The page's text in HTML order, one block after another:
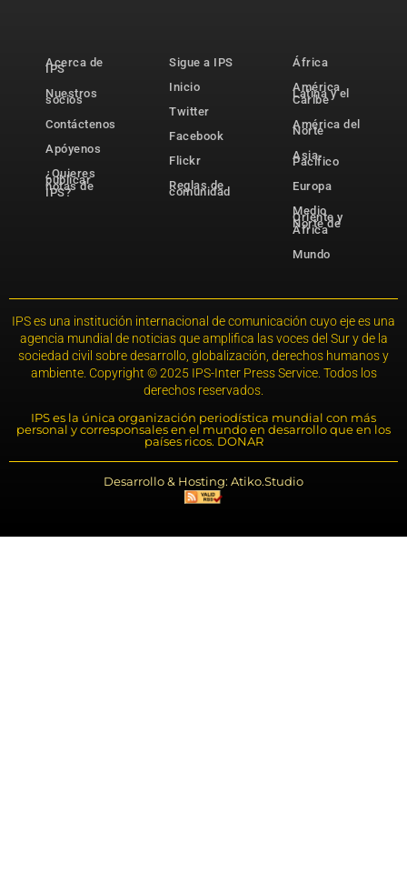
Acerca de
IPS
Nuestros
socios
Contáctenos
Apóyenos
¿Quieres
publicar
notas de
IPS?
Sigue a IPS
Inicio
Twitter
Facebook
Flickr
Reglas de
comunidad
África
América
Latina y el
Caribe
América del
Norte
Asia-
Pacífico
Europa
Medio
Oriente y
Norte de
África
Mundo
IPS es una institución internacional de comunicación cuyo eje es una
agencia mundial de noticias que amplifica las voces del Sur y de la
sociedad civil sobre desarrollo, globalización, derechos humanos y
ambiente. Copyright © 2025 IPS-Inter Press Service. Todos los
derechos reservados.
IPS es la única organización periodística mundial con más
personal y corresponsales en el mundo en desarrollo que en los
países ricos. DONAR
Desarrollo & Hosting: Atiko.Studio